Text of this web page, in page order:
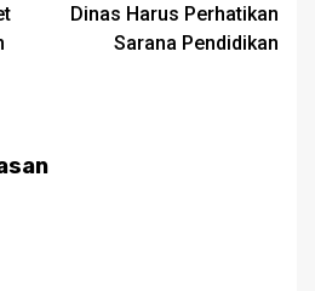
Dinas Harus Perhatikan
Sarana Pendidikan